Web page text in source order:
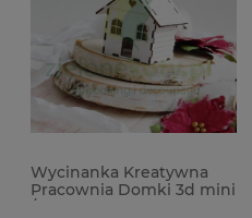
Wycinanka Kreatywna
Pracownia Domki 3d mini
/ 3szt.